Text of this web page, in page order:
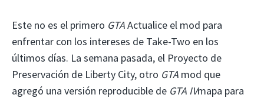
Este no es el primero GTAActualice el mod para
enfrentar con los intereses de Take-Two en los
últimos días. La semana pasada, el Proyecto de
Preservación de Liberty City, otro GTA mod que
agregó una versión reproducible de GTA IVmapa para